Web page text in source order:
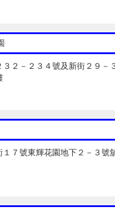
３２－２３４號及新街２９－
１７號東輝花園地下２－３號